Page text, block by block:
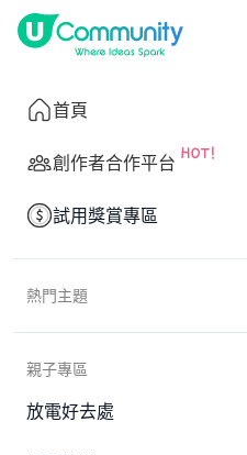
首頁
創作者合作平台
試用獎賞專區
熱門主題
親子專區
放電好去處